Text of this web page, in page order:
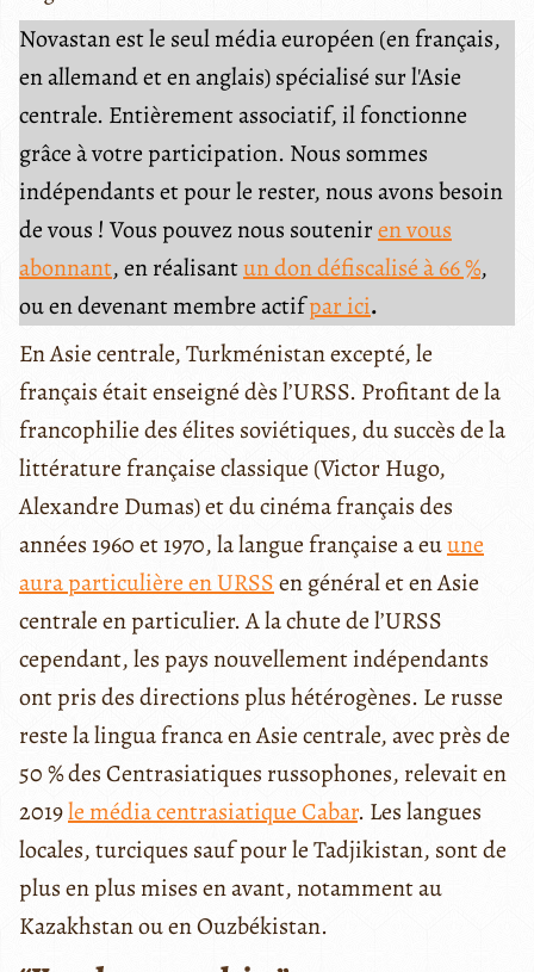
Novastan est le seul média européen (en français,
en allemand et en anglais) spécialisé sur l'Asie
centrale. Entièrement associatif, il fonctionne
grâce à votre participation. Nous sommes
indépendants et pour le rester, nous avons besoin
de vous ! Vous pouvez nous souteniren vous
abonnant, en réalisantun don défiscalisé à 66 %,
ou en devenant membre actifpar ici.
En Asie centrale, Turkménistan excepté, le
français était enseigné dès l’URSS. Profitant de la
francophilie des élites soviétiques, du succès de la
littérature française classique (Victor Hugo,
Alexandre Dumas) et du cinéma français des
années 1960 et 1970, la langue française a euune
aura particulière en URSSen général et en Asie
centrale en particulier. A la chute de l’URSS
cependant, les pays nouvellement indépendants
ont pris des directions plus hétérogènes. Le russe
reste la lingua franca en Asie centrale, avec près de
50 % des Centrasiatiques russophones, relevait en
2019le média centrasiatique Cabar. Les langues
locales, turciques sauf pour le Tadjikistan, sont de
plus en plus mises en avant, notamment au
Kazakhstan ou en Ouzbékistan.